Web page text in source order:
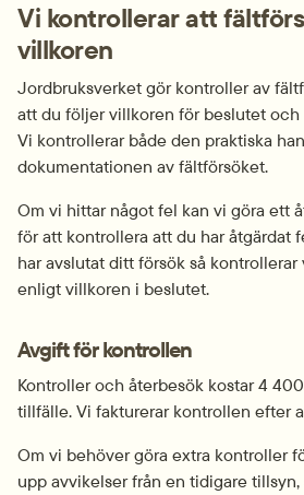
Vi kontrollerar att
villkoren
Jordbruksverket gör kontroller av
att du följer villkoren för beslutet och
Vi kontrollerar både den praktiska
dokumentationen av fältförsöket.
Om vi hittar något fel kan vi göra ett
för att kontrollera att du har åtgärdat
har avslutat ditt försök så
enligt villkoren i beslutet.
Avgift för kontrollen
Kontroller och återbesök kostar 4
tillfälle. Vi fakturerar kontrollen efter
Om vi behöver göra extra kontroller
upp avvikelser från en tidigare